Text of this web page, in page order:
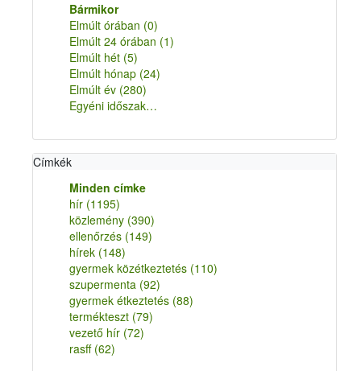
Bármikor
Elmúlt órában (0)
Elmúlt 24 órában (1)
Elmúlt hét (5)
Elmúlt hónap (24)
Elmúlt év (280)
Egyéni időszak…
Címkék
Minden címke
hír (1195)
közlemény (390)
ellenőrzés (149)
hírek (148)
gyermek közétkeztetés (110)
szupermenta (92)
gyermek étkeztetés (88)
termékteszt (79)
vezető hír (72)
rasff (62)